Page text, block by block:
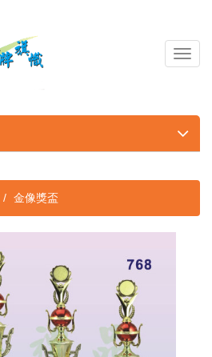
導
覽
關
金像獎盃